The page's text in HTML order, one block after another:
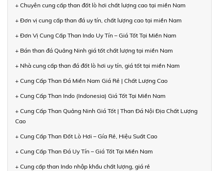
+ Chuyên cung cấp than đốt lò hơi chất lượng cao tại miền Nam
+ Đơn vị cung cấp than đá uy tín, chất lượng cao tại miền Nam
+ Đơn Vị Cung Cấp Than Indo Uy Tín – Giá Tốt Tại Miền Nam
+ Bán than đá Quảng Ninh giá tốt chất lượng tại miền Nam
+ Nhà cung cấp than đá đốt lò hơi uy tín, giá tốt tại miền Nam
+ Cung Cấp Than Đá Miền Nam Giá Rẻ | Chất Lượng Cao
+ Cung Cấp Than Indo (Indonesia) Giá Tốt Tại Miền Nam
+ Cung Cấp Than Quảng Ninh Giá Tốt | Than Đá Nội Địa Chất Lượng
Cao
+ Cung Cấp Than Đốt Lò Hơi – Gía Rẻ, Hiệu Suất Cao
+ Cung Cấp Than Đá Uy Tín – Giá Tốt Tại Miền Nam
+ Cung cấp than Indo nhập khẩu chất lượng, giá rẻ